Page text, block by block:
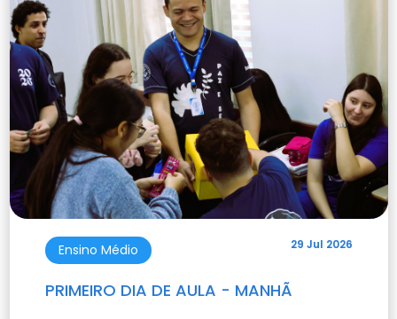
Ensino Médio 29 Jul 2026
PRIMEIRO DIA DE AULA - MANHÃ